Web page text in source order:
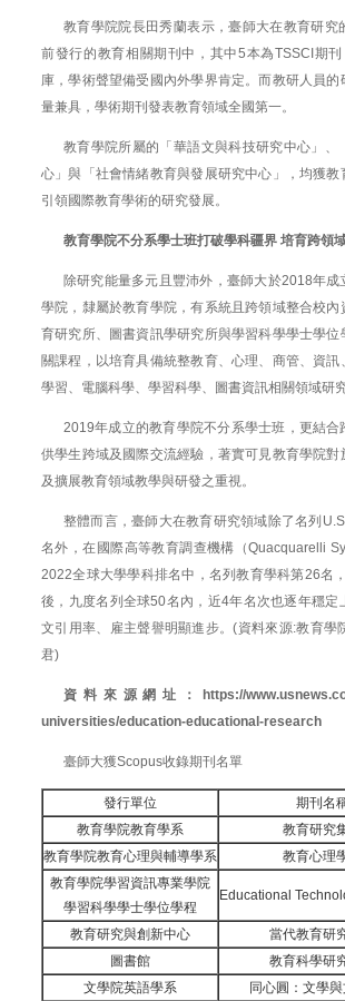
教育學院院長田秀蘭表示，臺師大在教育研究
前發行的教育相關期刊中，其中5本為TSSCI期
庫，學術聲望備受國內外學界肯定。而教研人員
量兼具，學術期刊發表教育領域全國第一。
教育學院所屬的「華語文與科技研究中心」、
心」與「社會情緒教育與發展研究中心」，均獲教
引領國際教育學術的研究發展。
教育學院不分系學士班打破學科疆界 培育跨領
除研究能量多元且豐沛外，臺師大於2018年
學院，隸屬於教育學院，有系統且跨領域整合校
育研究所、圖書資訊學研究所與學習科學學士學
關課程，以培育具備統整教育、心理、商管、資
學習、電腦科學、學習科學、圖書資訊相關領域研
2019年成立的教育學院不分系學士班，更結合
供學生跨域及國際交流經驗，著實可見教育學院
及擴展教育領域教學與研發之重視。
整體而言，臺師大在教育研究領域除了名列
名外，在國際高等教育調查機構（Quacquarelli
2022全球大學學科排名中，名列教育學科第26名
後，九度名列全球50名內，近4年名次也逐年穩定
文引用率、雇主聲譽明顯進步。(資料來源:教育學
君)
資料來源網址：
https://
universities/education-educational-research
臺師大獲Scopus收錄期刊名單
發行單位
期刊名
教育學院教育學系
教育研究
教育學院教育心理與輔導學系
教育心理
教育學院學習資訊專業學院
學習科學學士學位學程
Educational
教育研究與創新中心
當代教育研
圖書館
教育科學研
文學院英語學系
同心圓：文學